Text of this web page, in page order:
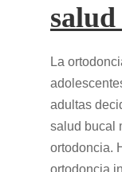
La
adultas
salud bucal
ortodoncia.
ortodoncia